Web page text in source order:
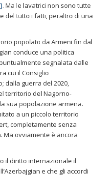
]. Ma le lavatrici non sono tutte
del tutto i fatti, peraltro di una
popolato da Armeni fin dal
conduce una politica
segnalata dalle
cui il Consiglio
dalla guerra del 2020,
territorio del Nagorno-
sua popolazione armena.
a un piccolo territorio
completamente senza
Ma ovviamente è ancora
il diritto internazionale il
e che gli accordi